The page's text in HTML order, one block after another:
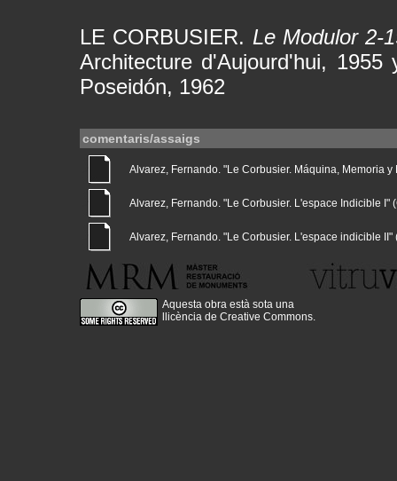
LE CORBUSIER. Le Modulor 2-
Architecture d'Aujourd'hui,
Poseidón, 1962
comentaris/assaigs
Alvarez, Fernando. "Le Corbusier. Máquina, Memoria
Alvarez, Fernando. "Le Corbusier. L'espace Indicible
Alvarez, Fernando. "Le Corbusier. L'espace indicible
Aquesta obra està sota una
llicència de Creative Commons.